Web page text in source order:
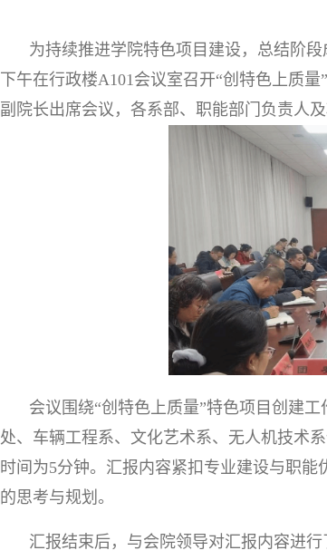
为持续推进学院特色项目建设，总结阶
下午在行政楼A101会议室召开“创特色上质
副院长出席会议，各系部、职能部门负责人
会议围绕“创特色上质量”特色项目创建
处、车辆工程系、文化艺术系、无人机技术
时间为5分钟。汇报内容紧扣专业建设与职
的思考与规划。
汇报结束后，与会院领导对汇报内容进